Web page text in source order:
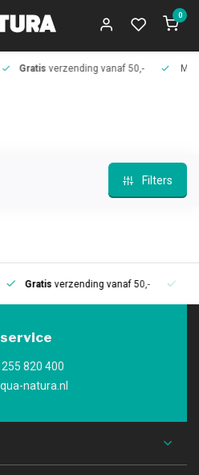
0
Gratisverzending vanaf 50,-
Filters
Gratisverzending vanaf 50,-
820 400
natura.nl